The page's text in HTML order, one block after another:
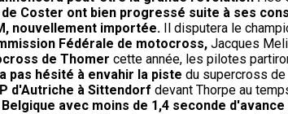
Coster ont bien progressé suite à ses
nouvellement importée. Il disputera le
Fédérale de motocross, Jacques
de Thomer cette année, les pilotes
pas hésité à envahir la piste du supercross de
d'Autriche à Sittendorf devant Thorpe au
avec moins de 1,4 seconde d'avance